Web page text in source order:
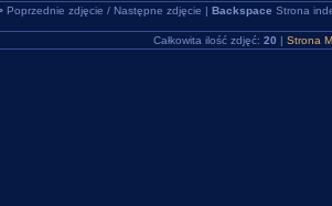
Poprzednie zdjęcie / Następne zdjęcie | Backspace Strona
Całkowita ilość zdjęć: 20 | Strona